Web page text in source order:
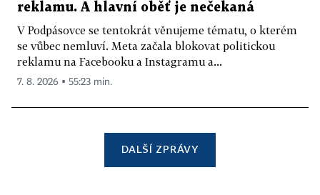
reklamu. A hlavní oběť je nečekaná
V Podpásovce se tentokrát věnujeme tématu, o kterém
se vůbec nemluví. Meta začala blokovat politickou
reklamu na Facebooku a Instagramu a...
7. 8. 2026 ▪ 55:23 min.
DALŠÍ ZPRÁVY